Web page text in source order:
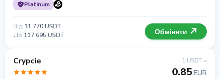
Platinum
Від 11 770 USDT
До 117 695 USDT Обміняти
Crypcie 1 USDT =
0.85EUR